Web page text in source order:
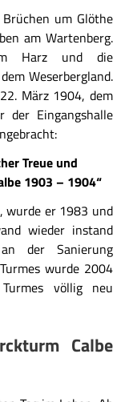
um Glöthe
am Wartenberg.
Harz und die
Weserbergland.
März 1904, dem
der Eingangshalle
Treue und
1903 – 1904“
wurde er 1983 und
wieder instand
der Sanierung
wurde 2004
völlig neu
Calbe